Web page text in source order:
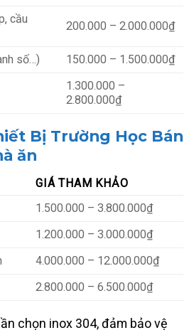
cầu
200.000 – 2.000.000₫
số…) 150.000 – 1.500.000₫
1.300.000 –
2.800.000₫
Bị Trường Học Bán
ăn
GIÁ THAM KHẢO
1.500.000 – 3.800.000₫
1.200.000 – 3.000.000₫
4.000.000 – 12.000.000₫
2.800.000 – 6.500.000₫
chọn inox 304, đảm bảo vệ